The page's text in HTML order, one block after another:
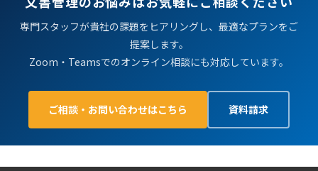
専門スタッフが貴社の課題をヒアリングし、最適なプランをご
提案します。
Zoom・Teamsでのオンライン相談にも対応しています。
ご相談・お問い合わせはこちら 資料請求